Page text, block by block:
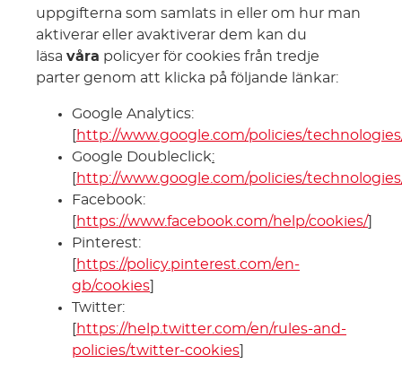
uppgifterna som samlats in eller om hur man
aktiverar eller avaktiverar dem kan du
läsa våra policyer för cookies från tredje
parter genom att klicka på följande länkar:
Google Analytics:
http://www.google.com/policies/
Google Doubleclick:
http://www.google.com/policies/
Facebook:
https://www.facebook.com/help/cookies/
Pinterest:
https://policy.pinterest.com/en-
gb/cookies
Twitter:
https://help.twitter.com/en/rules-and-
policies/twitter-cookies